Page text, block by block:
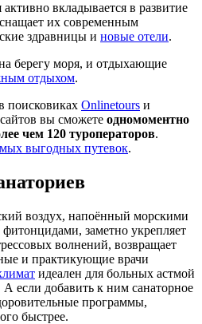
активно вкладывается в развитие
их современным
здравницы и новые отели.
берегу моря, и отдыхающие
отдыхом.
поисковиках Onlinetours и
вы сможете одномоментно
чем 120 туроператоров.
выгодных путевок.
воздух, напоённый морскими
заметно укрепляет
волнений, возвращает
и практикующие врачи
идеален для больных астмой
если добавить к ним санаторное
программы,
быстрее.